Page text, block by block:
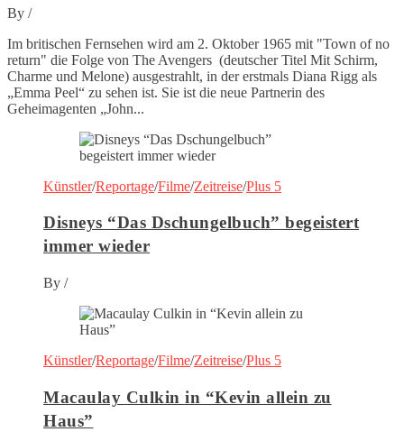
By /
Im britischen Fernsehen wird am 2. Oktober 1965 mit "Town of no
return" die Folge von The Avengers (deutscher Titel Mit Schirm,
Charme und Melone) ausgestrahlt, in der erstmals Diana Rigg als
„Emma Peel“ zu sehen ist. Sie ist die neue Partnerin des
Geheimagenten „John...
Künstler/Reportage/Filme/Zeitreise/Plus 5
Disneys “Das Dschungelbuch” begeistert
immer wieder
By /
Künstler/Reportage/Filme/Zeitreise/Plus 5
Macaulay Culkin in “Kevin allein zu
Haus”